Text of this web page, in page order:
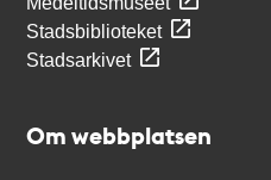
Stadsbiblioteket
Stadsarkivet
Om webbplatsen